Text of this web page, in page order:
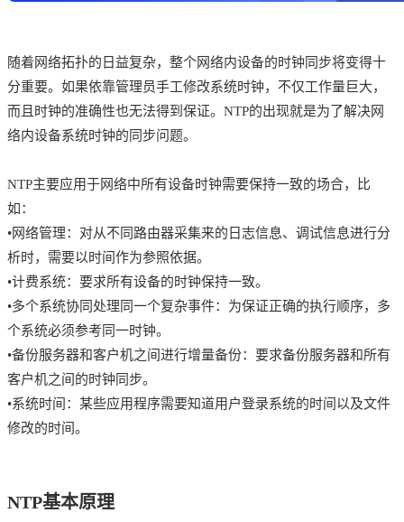
随着网络拓扑的日益复杂，整个网络内设备的时钟同步将变得十
分重要。如果依靠管理员手工修改系统时钟，不仅工作量巨大，
而且时钟的准确性也无法得到保证。NTP的出现就是为了解决网
络内设备系统时钟的同步问题。
NTP主要应用于网络中所有设备时钟需要保持一致的场合，比
如：
•网络管理：对从不同路由器采集来的日志信息、调试信息进行分
析时，需要以时间作为参照依据。
•计费系统：要求所有设备的时钟保持一致。
•多个系统协同处理同一个复杂事件：为保证正确的执行顺序，多
个系统必须参考同一时钟。
•备份服务器和客户机之间进行增量备份：要求备份服务器和所有
客户机之间的时钟同步。
•系统时间：某些应用程序需要知道用户登录系统的时间以及文件
修改的时间。
NTP基本原理